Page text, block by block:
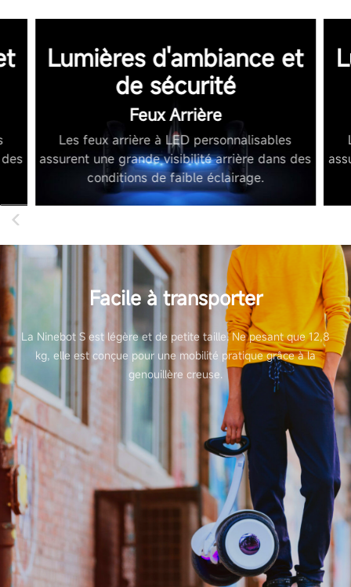
Lumières d'ambiance et
de sécurité
Feux Arrière
Les feux arrière à LED personnalisables
assurent une grande visibilité arrière dans des
conditions de faible éclairage.
Facile à transporter
La Ninebot S est légère et de petite taille. Ne pesant que 12,8
kg, elle est conçue pour une mobilité pratique grâce à la
genouillère creuse.